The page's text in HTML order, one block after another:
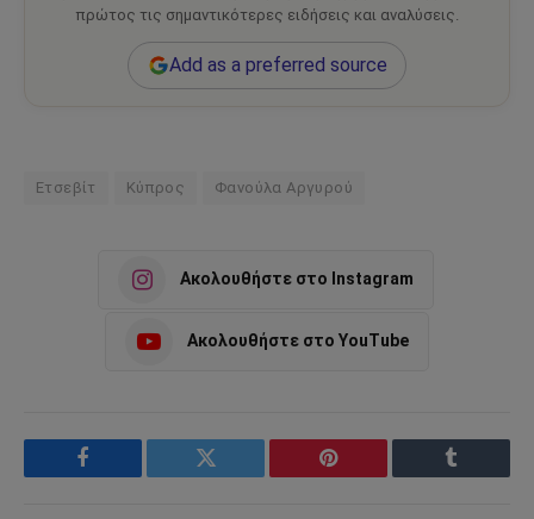
πρώτος τις σημαντικότερες ειδήσεις και αναλύσεις.
Add as a preferred source
Ετσεβίτ Κύπρος Φανούλα Αργυρού
Ακολουθήστε στο Instagram
Ακολουθήστε στο YouTube
Facebook Twitter Pinterest Tumblr